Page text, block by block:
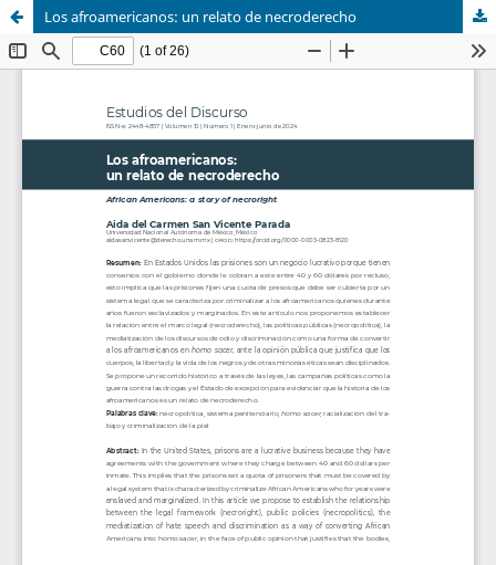
Los afroamericanos: un relato de necroderecho